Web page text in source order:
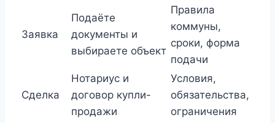
Заявка
Подаёте
документы и
выбираете объект
Правила
коммуны,
сроки, форма
подачи
Сделка
Нотариус и
договор купли-
продажи
Условия,
обязательства,
ограничения